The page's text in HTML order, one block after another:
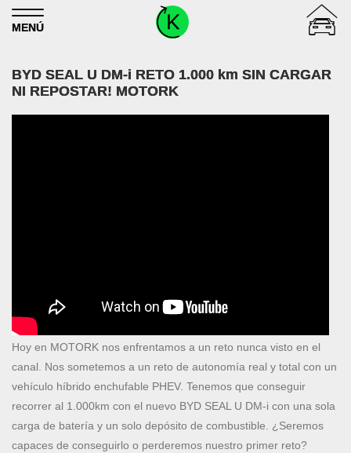
Skip to content
MENÚ
BYD SEAL U DM-i RETO 1.000 km SIN CARGAR
NI REPOSTAR! MOTORK
Hoy en MOTORK nos enfrentamos a un reto nunca visto en el
canal. Nos sometemos a un reto de autonomía real y total con un
vehículo híbrido enchufable PHEV. Tenemos que conseguir
recorrer al 1.000km con el nuevo BYD SEAL U DM-i con una sola
carga de batería y un solo depósito de combustible. ¿Seremos
capaces de conseguirlo o perderemos nuestro primer reto?